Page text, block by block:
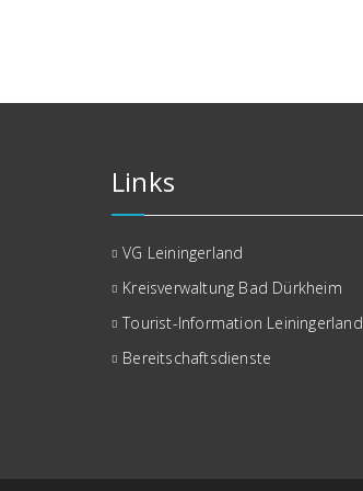
Links
VG Leiningerland
Kreisverwaltung Bad Dürkheim
Tourist-Information Leiningerland
Bereitschaftsdienste